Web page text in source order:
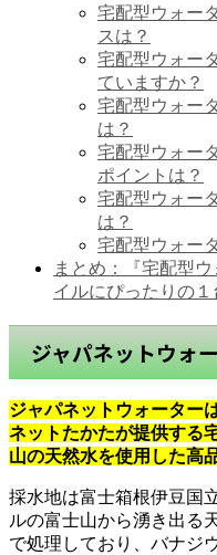
宅配型ウォー
スは？
宅配型ウォー
ていますか？
宅配型ウォー
は？
宅配型ウォー
ポイントは？
宅配型ウォー
は？
宅配型ウォー
まとめ：『宅配型
イルにぴったりの１
ジャパネットウォ
ジャパネットウォーター
ネットたかたが提供する
山の天然水を使用した高
採水地は富士箱根伊豆国
ルの富士山から湧き出る
で処理しており、バナジ